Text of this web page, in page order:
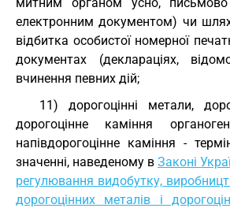
електронним документом) чи
відбитка особистої номерної
документах (деклараціях,
вчинення певних дій;
11) дорогоцінні метали,
дорогоцінне каміння
напівдорогоцінне каміння -
значенні, наведеному в Законі
регулювання видобутку,
дорогоцінних металів і